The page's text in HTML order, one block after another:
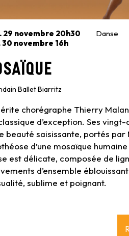
29 novembre 20h30
30 novembre 16h
Danse
Ballet Biarritz
chorégraphe Thierry
d’exception. Ses
beauté saisissante, portés par
d’une mosaïque
est délicate, composée de
d’ensemble
sublime et poignant.